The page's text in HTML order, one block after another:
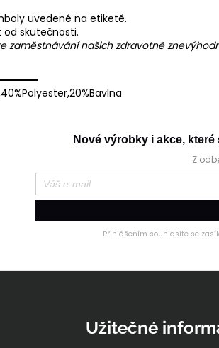
uvedené na etiketě.
skutečnosti.
zaměstnávání našich zdravotně
Nové výrobky i akce,
Z
Přihlášením souhlasíte se
Užitečné